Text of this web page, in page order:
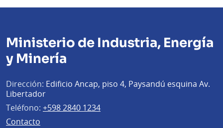
Ministerio de Industria, Energía
y Minería
Dirección: Edificio Ancap, piso 4, Paysandú esquina Av.
Libertador
Teléfono: +598 2840 1234
Contacto